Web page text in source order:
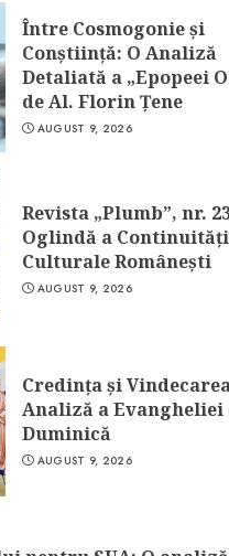
Între Cosmogonie și
Conștiință: O Analiză
Detaliată a „Epopeei
de Al. Florin Țene
AUGUST 9, 2026
Revista „Plumb”, nr.
Oglindă a
Culturale Românești
AUGUST 9, 2026
Credința și
Analiză a Evangheliei
Duminică
AUGUST 9, 2026